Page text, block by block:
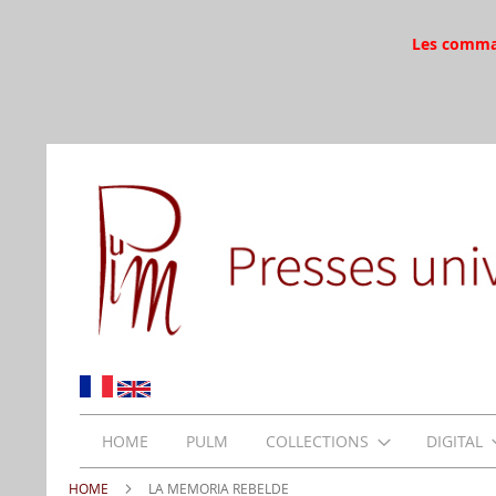
Les
HOME PULM COLLECTIONS DIGITAL
HOME LA MEMORIA REBELDE